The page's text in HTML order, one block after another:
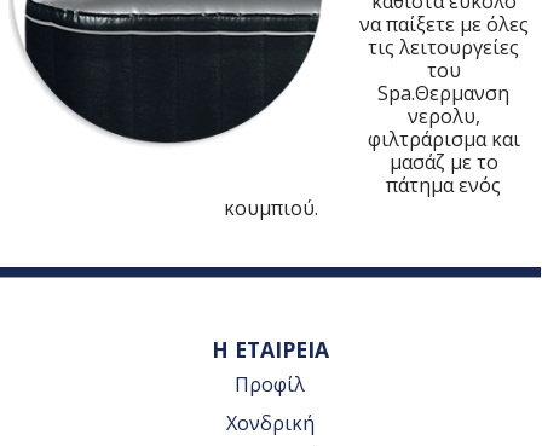
να παίξετε με όλες
τις λειτουργείες
του
Spa.Θερμανση
νερολυ,
φιλτράρισμα και
μασάζ με το
πάτημα ενός
κουμπιού.
Η ΕΤΑΙΡΕΙΑ
Προφίλ
Χονδρική